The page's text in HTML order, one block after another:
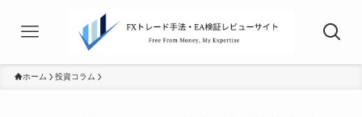
ホーム 投資コラム